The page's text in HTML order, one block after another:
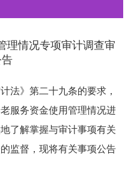
理情况专项审计调查审
法》第二十九条的要求，
服务资金使用管理情况进
了解掌握与审计事项有关
监督，现将有关事项公告